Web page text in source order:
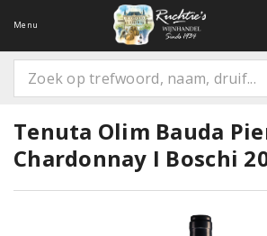
Menu
Tenuta Olim Bauda
Chardonnay I Boschi